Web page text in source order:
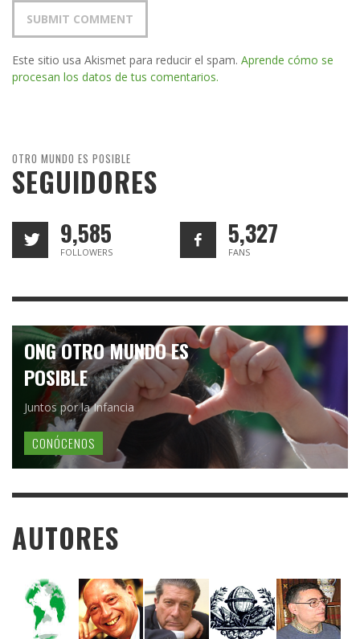
Este sitio usa Akismet para reducir el spam. Aprende cómo se
procesan los datos de tus comentarios.
OTRO MUNDO ES POSIBLE
SEGUIDORES
9,585
FOLLOWERS
5,327
FANS
ONG OTRO MUNDO ES
POSIBLE
Juntos por la Infancia
CONÓCENOS
AUTORES